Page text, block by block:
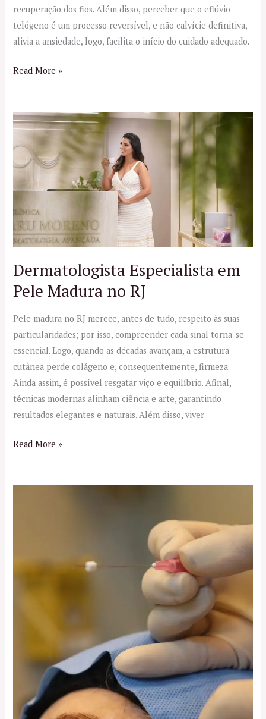
recuperação dos fios. Além disso, perceber que o eflúvio
telógeno é um processo reversível, e não calvície definitiva,
alivia a ansiedade, logo, facilita o início do cuidado adequado.
Read More »
Dermatologista Especialista em
Pele Madura no RJ
Pele madura no RJ merece, antes de tudo, respeito às suas
particularidades; por isso, compreender cada sinal torna-se
essencial. Logo, quando as décadas avançam, a estrutura
cutânea perde colágeno e, consequentemente, firmeza.
Ainda assim, é possível resgatar viço e equilíbrio. Afinal,
técnicas modernas alinham ciência e arte, garantindo
resultados elegantes e naturais. Além disso, viver
Dermatologista
Especialista
em
Pele
Madura
RJ
Read More »
Rejuvenescimento
com